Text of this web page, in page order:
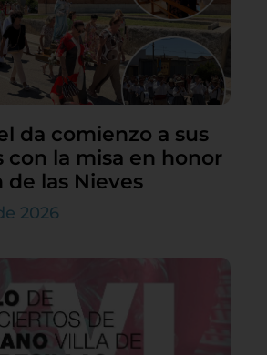
da comienzo a sus
con la misa en honor
de las Nieves
2026